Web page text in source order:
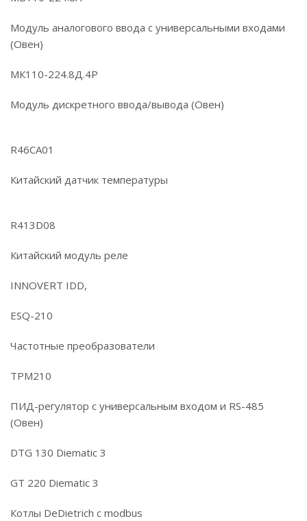
Модуль аналогового ввода с универсальными входами
(Овен)
МК110-224.8Д.4Р
Модуль дискретного ввода/вывода (Овен)
R46CA01
Китайский датчик температуры
R413D08
Китайский модуль реле
INNOVERT IDD,
ESQ-210
Частотные преобразователи
ТРМ210
ПИД-регулятор с универсальным входом и RS-485
(Овен)
DTG 130 Diematic 3
GT 220 Diematic 3
Котлы DeDietrich c modbus